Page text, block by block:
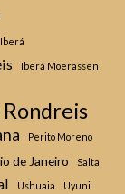
Iberá Moerassen
Rondreis
Perito Moreno
de Janeiro
Salta
Ushuaia Uyuni